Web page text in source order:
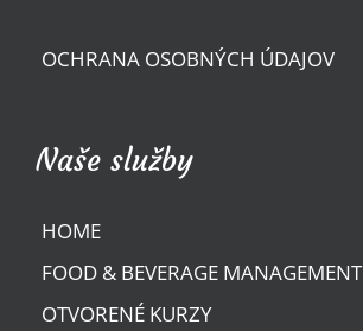
OCHRANA OSOBNÝCH ÚDAJOV
Naše služby
HOME
FOOD & BEVERAGE MANAGEMENT
OTVORENÉ KURZY